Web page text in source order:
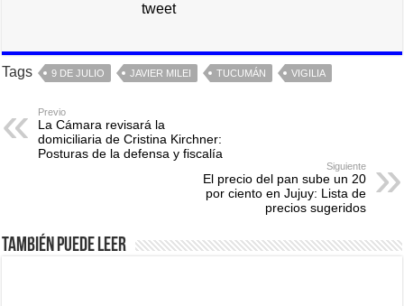
tweet
Tags 9 DE JULIO JAVIER MILEI TUCUMÁN VIGILIA
Previo
La Cámara revisará la
domiciliaria de Cristina Kirchner:
Posturas de la defensa y fiscalía
Siguiente
El precio del pan sube un 20
por ciento en Jujuy: Lista de
precios sugeridos
También puede leer